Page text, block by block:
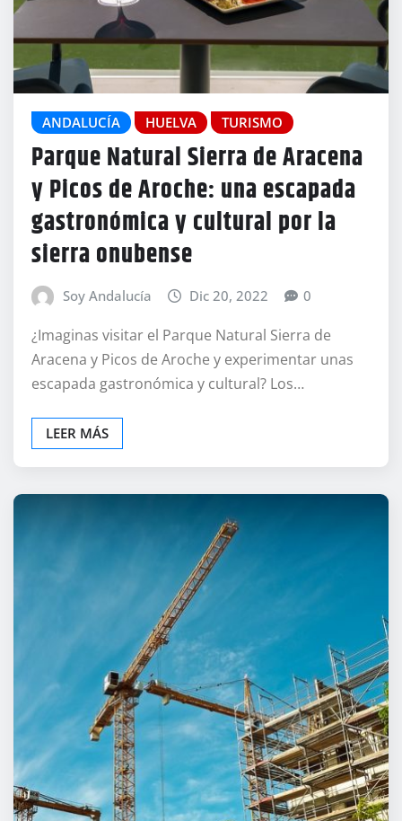
ANDALUCÍA HUELVA TURISMO
Parque Natural Sierra de Aracena
y Picos de Aroche: una escapada
gastronómica y cultural por la
sierra onubense
Soy Andalucía Dic 20, 2022 0
¿Imaginas visitar el Parque Natural Sierra de
Aracena y Picos de Aroche y experimentar unas
escapada gastronómica y cultural? Los…
LEER MÁS